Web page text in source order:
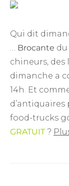
Qui dit
… Brocante du
chineurs, des
dimanche a
14h. Et
food-trucks
GRATUIT?